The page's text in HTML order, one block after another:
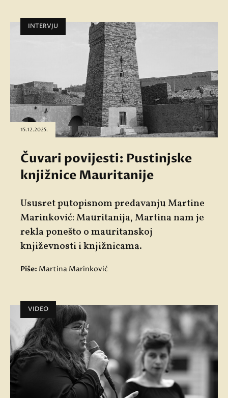
INTERVJU
15.12.2025.
Čuvari povijesti: Pustinjske
knjižnice Mauritanije
Ususret putopisnom predavanju Martine
Marinković: Mauritanija, Martina nam je
rekla ponešto o mauritanskoj
književnosti i knjižnicama.
Piše: Martina Marinković
VIDEO